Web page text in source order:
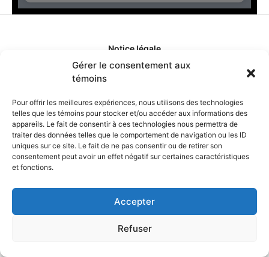
Gérer le consentement aux
témoins
Pour offrir les meilleures expériences, nous utilisons des technologies
telles que les témoins pour stocker et/ou accéder aux informations des
appareils. Le fait de consentir à ces technologies nous permettra de
traiter des données telles que le comportement de navigation ou les ID
uniques sur ce site. Le fait de ne pas consentir ou de retirer son
consentement peut avoir un effet négatif sur certaines caractéristiques
et fonctions.
Accepter
Refuser
Notice légale
Politique de confidentialité
Politique de remboursement
Politique d'ajustement des tarifs
Qui sommes-nous?
Obtenir les crédits